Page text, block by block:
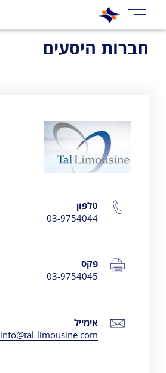
חברות היסעים
Tal Limousine
פרטי התקשרות
טלפון
03-9754044
פקס
03-9754045
אימייל
info@tal-limousine.com